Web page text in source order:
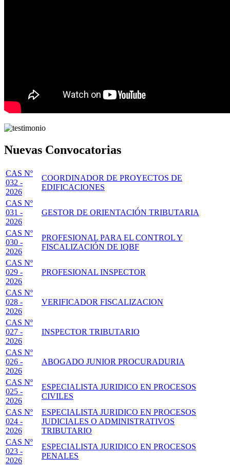
Nuevas Convocatorias
CAS Nº
032 -
2026
COORDINADOR DE PROYECTOS DE
EDIFICACIONES
CAS Nº
031 -
2026
GESTOR DE ORIENTACIÓN TRIBUTARIA
CAS Nº
030 -
2026
PROFESIONAL PARA EL CONTROL Y
FISCALIZACIÓN DE IQBF
CAS Nº
029 -
2026
PROFESIONAL INSPECTOR
CAS Nº
028 -
2026
VERIFICADOR FISCALIZACION
CAS Nº
027 -
2026
INSPECTOR TRIBUTARIO
CAS Nº
026 -
2026
ABOGADO JUNIOR PROCURADURIA
CAS Nº
025 -
2026
ESPECIALISTA JURIDICO EN PROCESOS
CIVILES
CAS Nº
024 -
2026
ESPECIALISTA JURIDICO EN PROCESOS
JUDICIALES O ADMINISTRATIVOS
TRIBUTARIO
CAS Nº
023 -
2026
ESPECIALISTA JURIDICO EN PROCESOS
PENALES